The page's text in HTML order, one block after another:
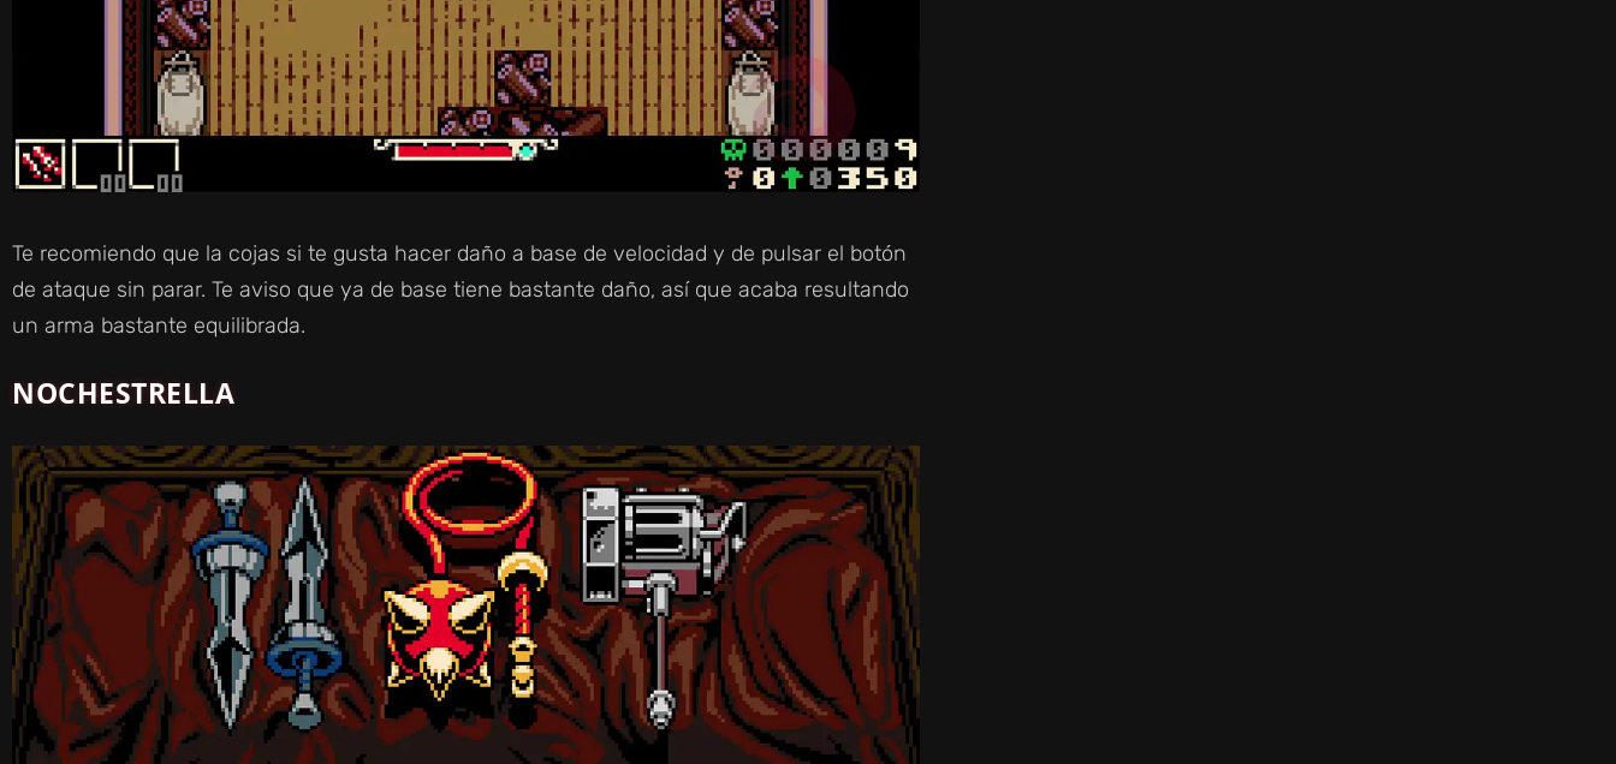
Te recomiendo que la cojas si te gusta hacer daño a base de velocidad y de pulsar el botón
de ataque sin parar. Te aviso que ya de base tiene bastante daño, así que acaba resultando
un arma bastante equilibrada.
NOCHESTRELLA